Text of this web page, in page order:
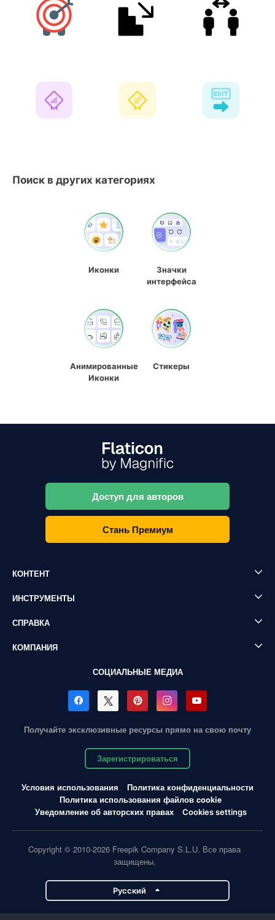
Поиск в других категориях
Иконки
Значки
интерфейса
Анимированные
Иконки
Стикеры
Доступ для авторов
Стань Премиум
КОНТЕНТ
ИНСТРУМЕНТЫ
СПРАВКА
КОМПАНИЯ
СОЦИАЛЬНЫЕ МЕДИА
Получайте эксклюзивные ресурсы прямо на свою почту
Зарегистрироваться
Условия использования
Политика конфиденциальности
Политика использования файлов cookie
Уведомление об авторских правах
Cookies settings
Copyright © 2010-2026 Freepik Company S.L.U. Все права
защищены.
Pусский